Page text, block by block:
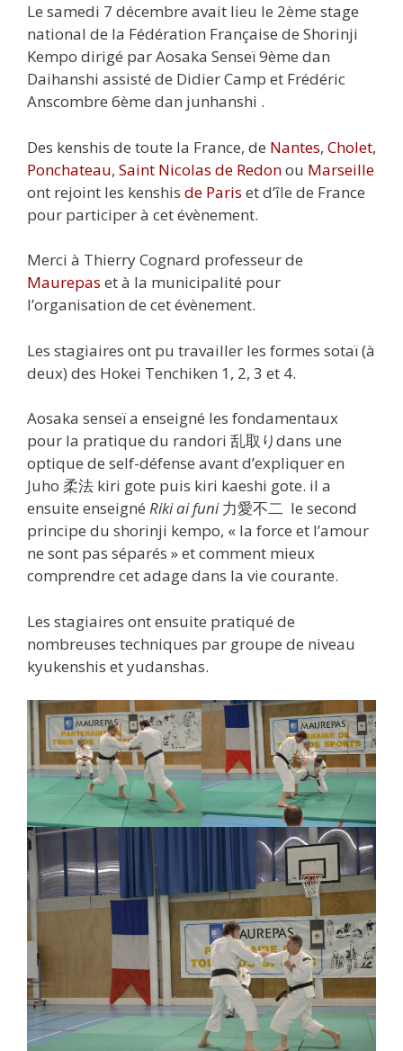
Le samedi 7 décembre avait lieu le 2ème stage
national de la Fédération Française de Shorinji
Kempo dirigé par Aosaka Senseï 9ème dan
Daihanshi assisté de Didier Camp et Frédéric
Anscombre 6ème dan junhanshi .
Des kenshis de toute la France, de Nantes, Cholet,
Ponchateau, Saint Nicolas de Redonou Marseille
ont rejoint les kenshis de Paris et d’île de France
pour participer à cet évènement.
Merci à Thierry Cognard professeur de
Maurepas et à la municipalité pour
l’organisation de cet évènement.
Les stagiaires ont pu travailler les formes sotaï (à
deux) des Hokei Tenchiken 1, 2, 3 et 4.
Aosaka senseï a enseigné les fondamentaux
pour la pratique du randori 乱取りdans une
optique de self-défense avant d’expliquer en
Juho 柔法 kiri gote puis kiri kaeshi gote. il a
ensuite enseigné Riki ai funi力愛不二 le second
principe du shorinji kempo, « la force et l’amour
ne sont pas séparés » et comment mieux
comprendre cet adage dans la vie courante.
Les stagiaires ont ensuite pratiqué de
nombreuses techniques par groupe de niveau
kyukenshis et yudanshas.